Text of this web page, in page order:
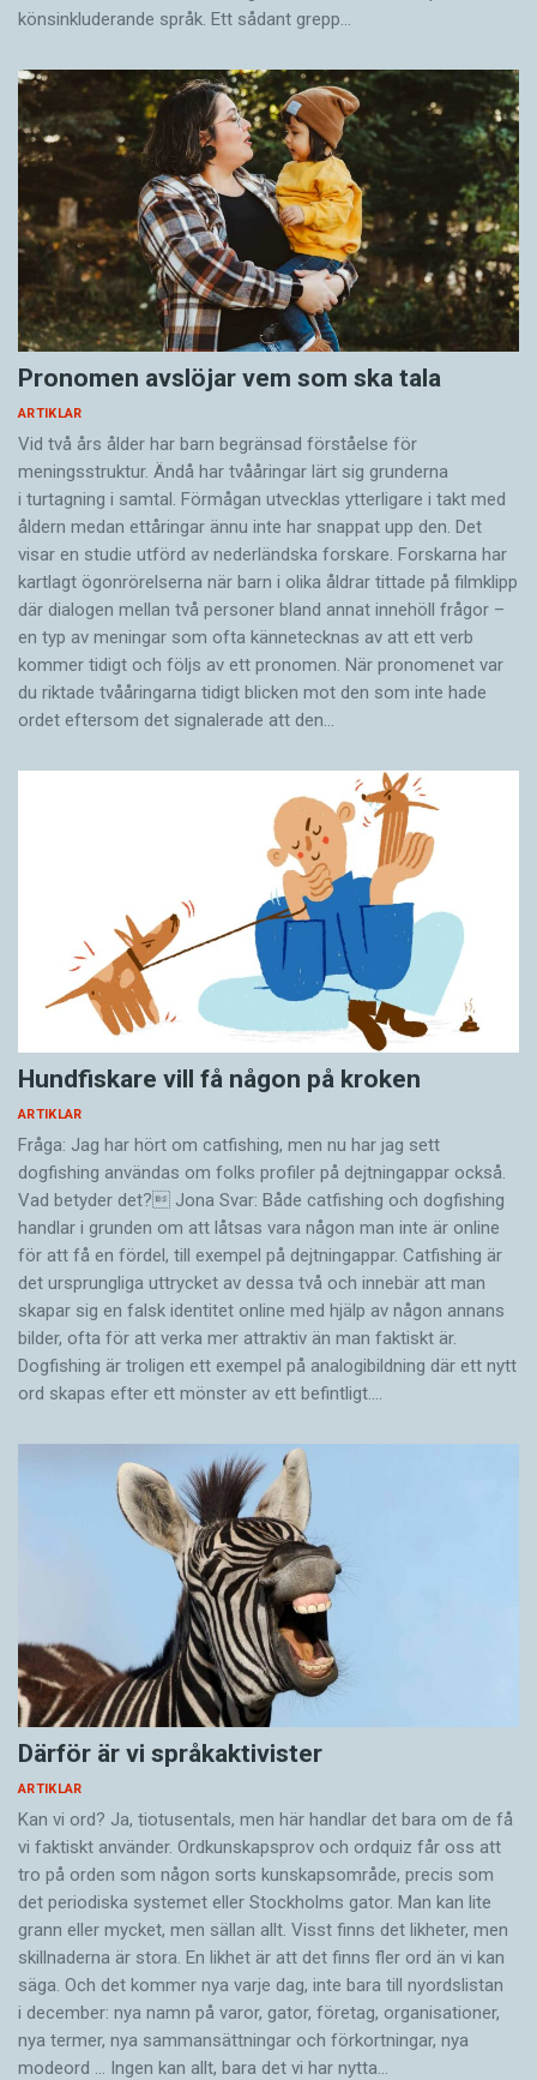
könsinkluderande språk. Ett sådant grepp…
Pronomen avslöjar vem som ska tala
ARTIKLAR
Vid två års ålder har barn begränsad förståelse för
meningsstruktur. Ändå har tvååringar lärt sig grunderna
i turtagning i samtal. Förmågan utvecklas ytterligare i takt med
åldern medan ettåringar ännu inte har snappat upp den. Det
visar en studie utförd av nederländska forskare. Forskarna har
kartlagt ögonrörelserna när barn i olika åldrar tittade på filmklipp
där dialogen mellan två personer bland annat innehöll frågor –
en typ av meningar som ofta kännetecknas av att ett verb
kommer tidigt och följs av ett pronomen. När pronomenet var
du riktade tvååringarna tidigt blicken mot den som inte hade
ordet eftersom det ­signalerade att den…
Hundfiskare vill få någon på kroken
ARTIKLAR
Fråga: Jag har hört om catfishing, men nu har jag sett
dogfishing användas om folks profiler på dejtningappar också.
Vad betyder det? Jona Svar: Både catfishing och dogfishing
handlar i grunden om att låtsas vara någon man inte är online
för att få en fördel, till exempel på dejtningappar. Catfishing är
det ursprungliga uttrycket av dessa två och innebär att man
skapar sig en falsk identitet online med hjälp av någon annans
bilder, ofta för att verka mer attraktiv än man faktiskt är.
Dogfishing är troligen ett exempel på analogibildning där ett nytt
ord skapas efter ett mönster av ett befintligt.…
Därför är vi språkaktivister
ARTIKLAR
Kan vi ord? Ja, tiotusentals, men här handlar det bara om de få
vi faktiskt använder. Ordkunskapsprov och ordquiz får oss att
tro på orden som någon sorts kunskapsområde, precis som
det periodiska systemet eller Stockholms gator. Man kan lite
grann eller mycket, men sällan allt. Visst finns det likheter, men
skillnaderna är stora. En likhet är att det finns fler ord än vi kan
säga. Och det kommer nya varje dag, inte bara till nyordslistan
i december: nya namn på varor, gator, företag, organisationer,
nya termer, nya samman­sättningar och förkortningar, nya
modeord … Ingen kan allt, bara det vi har nytta…